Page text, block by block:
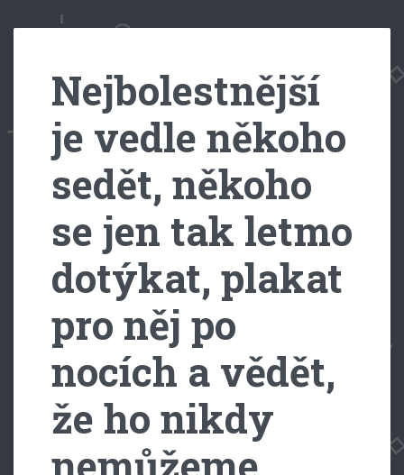
Nejbolestnější
je vedle někoho
sedět, někoho
se jen tak letmo
dotýkat, plakat
pro něj po
nocích a vědět,
že ho nikdy